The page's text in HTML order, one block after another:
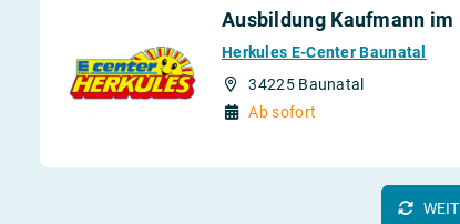
Ausbildung Kaufmann
Herkules E-Center Baunatal
34225 Baunatal
Ab sofort